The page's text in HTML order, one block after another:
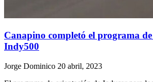
Canapino completó el programa
Indy500
Jorge Dominico 20 abril, 2023